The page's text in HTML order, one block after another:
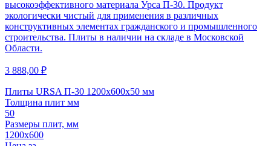
3 888,00 ₽
Плиты URSA П-30 1200х600х50 мм
Толщина плит мм
50
Размеры плит, мм
1200х600